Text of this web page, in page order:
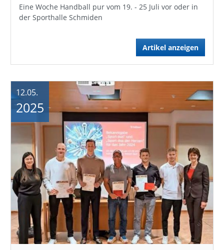
Eine Woche Handball pur vom 19. - 25 Juli vor oder in
der Sporthalle Schmiden
Artikel anzeigen
12.05.
2025